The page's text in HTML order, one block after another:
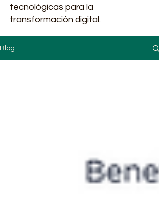
tecnológicas para la
transformación digital.
Blog